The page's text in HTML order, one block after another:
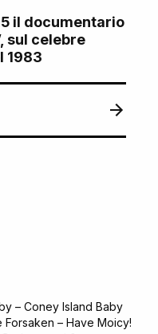
il documentario
sul celebre
1983
– Coney Island Baby
Forsaken – Have Moicy!